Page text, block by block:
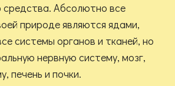
средства. Абсолютно все
природе являются ядами,
системы органов и тканей, но
нервную систему, мозг,
печень и почки.